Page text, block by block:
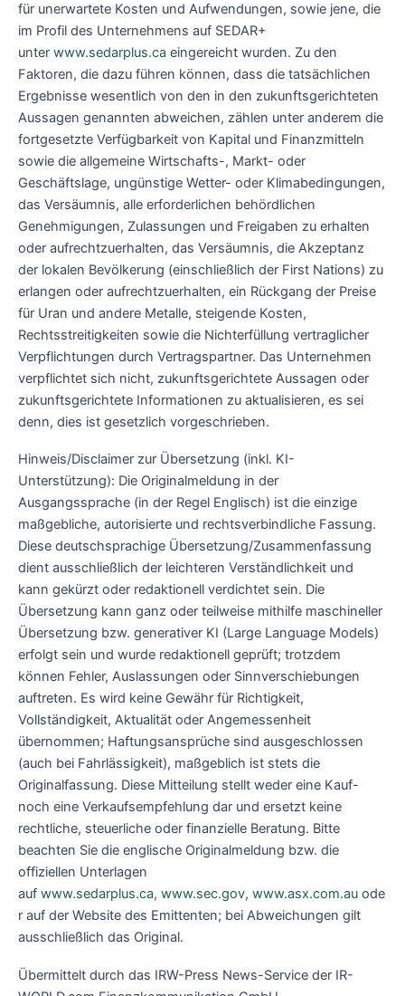
für unerwartete Kosten und Aufwendungen, sowie jene, die
im Profil des Unternehmens auf SEDAR+
unter www.sedarplus.ca eingereicht wurden. Zu den
Faktoren, die dazu führen können, dass die tatsächlichen
Ergebnisse wesentlich von den in den zukunftsgerichteten
Aussagen genannten abweichen, zählen unter anderem die
fortgesetzte Verfügbarkeit von Kapital und Finanzmitteln
sowie die allgemeine Wirtschafts-, Markt- oder
Geschäftslage, ungünstige Wetter- oder Klimabedingungen,
das Versäumnis, alle erforderlichen behördlichen
Genehmigungen, Zulassungen und Freigaben zu erhalten
oder aufrechtzuerhalten, das Versäumnis, die Akzeptanz
der lokalen Bevölkerung (einschließlich der First Nations) zu
erlangen oder aufrechtzuerhalten, ein Rückgang der Preise
für Uran und andere Metalle, steigende Kosten,
Rechtsstreitigkeiten sowie die Nichterfüllung vertraglicher
Verpflichtungen durch Vertragspartner. Das Unternehmen
verpflichtet sich nicht, zukunftsgerichtete Aussagen oder
zukunftsgerichtete Informationen zu aktualisieren, es sei
denn, dies ist gesetzlich vorgeschrieben.
Hinweis/Disclaimer zur Übersetzung (inkl. KI-
Unterstützung): Die Originalmeldung in der
Ausgangssprache (in der Regel Englisch) ist die einzige
maßgebliche, autorisierte und rechtsverbindliche Fassung.
Diese deutschsprachige Übersetzung/Zusammenfassung
dient ausschließlich der leichteren Verständlichkeit und
kann gekürzt oder redaktionell verdichtet sein. Die
Übersetzung kann ganz oder teilweise mithilfe maschineller
Übersetzung bzw. generativer KI (Large Language Models)
erfolgt sein und wurde redaktionell geprüft; trotzdem
können Fehler, Auslassungen oder Sinnverschiebungen
auftreten. Es wird keine Gewähr für Richtigkeit,
Vollständigkeit, Aktualität oder Angemessenheit
übernommen; Haftungsansprüche sind ausgeschlossen
(auch bei Fahrlässigkeit), maßgeblich ist stets die
Originalfassung. Diese Mitteilung stellt weder eine Kauf-
noch eine Verkaufsempfehlung dar und ersetzt keine
rechtliche, steuerliche oder finanzielle Beratung. Bitte
beachten Sie die englische Originalmeldung bzw. die
offiziellen Unterlagen
auf www.sedarplus.ca, www.sec.gov, www.asx.com.au ode
r auf der Website des Emittenten; bei Abweichungen gilt
ausschließlich das Original.
Übermittelt durch das IRW-Press News-Service der IR-